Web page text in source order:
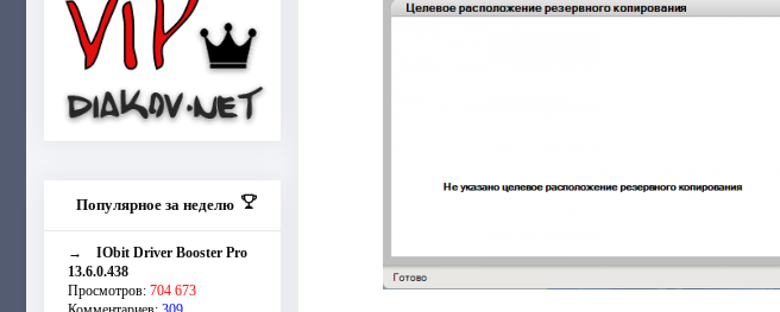
Популярное за неделю
→ IObit Driver Booster Pro
13.6.0.438
Просмотров: 704 673